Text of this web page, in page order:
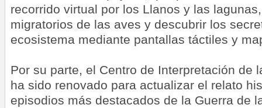
recorrido virtual por los Llanos y las
migratorios de las aves y descubrir los
ecosistema mediante pantallas táctiles y
Por su parte, el Centro de Interpretación de
ha sido renovado para actualizar el relato
episodios más destacados de la Guerra de